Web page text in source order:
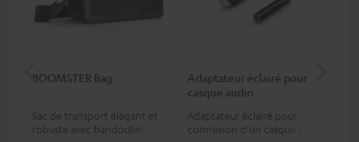
BOOMSTER Bag
Sac de transport élégant et
robuste avec bandoulière
Adaptateur éclairé pour
casque audio
Adaptateur éclairé pour
connexion d’un casque audio